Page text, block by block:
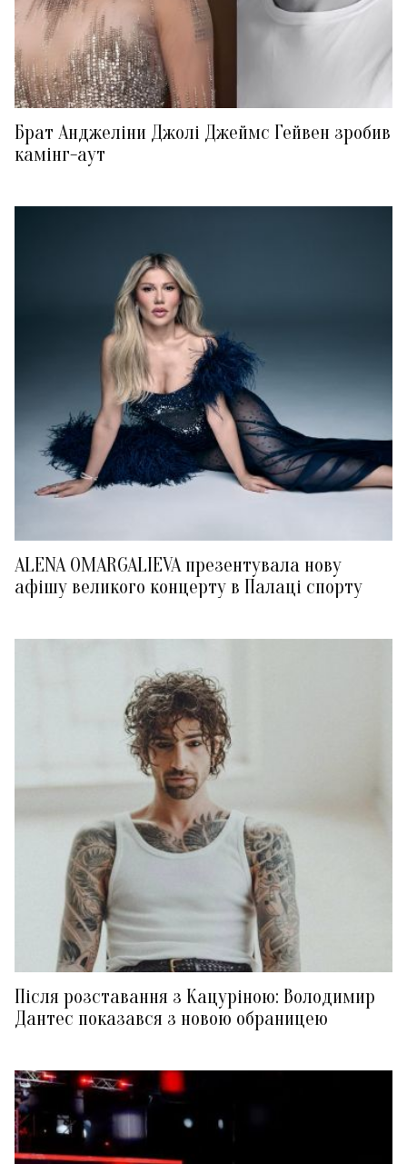
Брат Анджеліни Джолі Джеймс Гейвен зробив
камінг-аут
ALENA OMARGALIEVA презентувала нову
афішу великого концерту в Палаці спорту
Після розставання з Кацуріною: Володимир
Дантес показався з новою обраницею